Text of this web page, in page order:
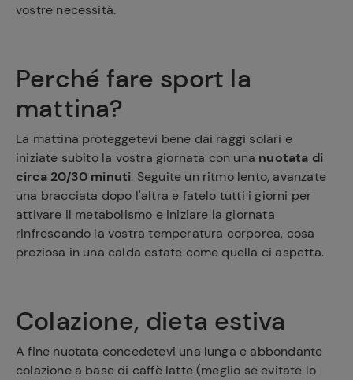
vostre necessità.
Perché fare sport la
mattina?
La mattina proteggetevi bene dai raggi solari e
iniziate subito la vostra giornata con una nuotata di
circa 20/30 minuti. Seguite un ritmo lento, avanzate
una bracciata dopo l'altra e fatelo tutti i giorni per
attivare il metabolismo e iniziare la giornata
rinfrescando la vostra temperatura corporea, cosa
preziosa in una calda estate come quella ci aspetta.
Colazione, dieta estiva
A fine nuotata concedetevi una lunga e abbondante
colazione a base di caffè latte (meglio se evitate lo